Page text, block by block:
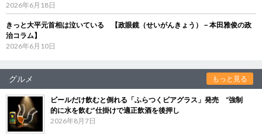
2026年6月18日
きっと大平元首相は泣いている 【政眼鏡（せいがんきょう）－本田雅俊の政
治コラム】
2026年6月10日
グルメ もっと見る
ビールだけ飲むと倒れる「ふらつくビアグラス」発売 “強制
的に水を飲む”仕掛けで適正飲酒を後押し
2026年8月7日